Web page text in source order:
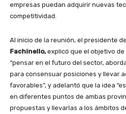
empresas puedan adquirir nuevas
competitividad.
Al inicio de la reunión, el presidente de
Fachinello,explicó que el objetivo
“pensar en el futuro del sector,
para consensuar posiciones y llevar
favorables”, y adelantó que la idea
en diferentes puntos de ambas
propuestas y llevarlas a los ámbitos